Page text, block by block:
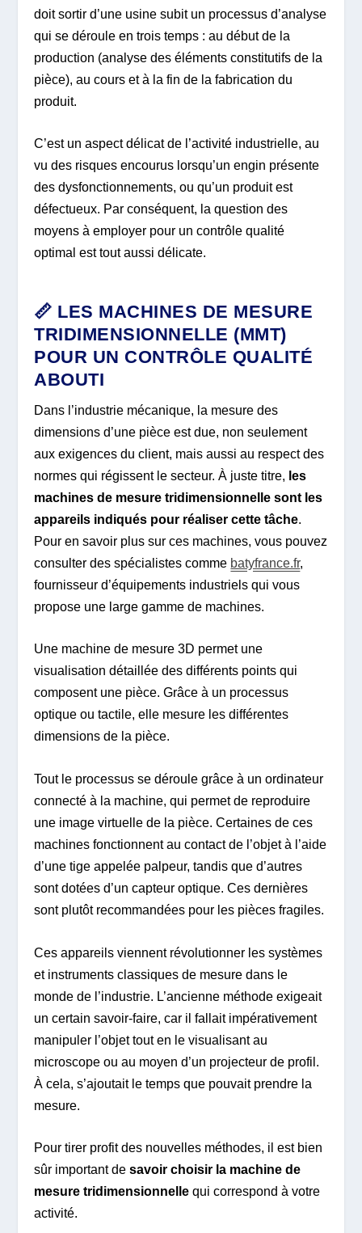
doit sortir d’une usine subit un processus d’analyse
qui se déroule en trois temps : au début de la
production (analyse des éléments constitutifs de la
pièce), au cours et à la fin de la fabrication du
produit.
C’est un aspect délicat de l’activité industrielle, au
vu des risques encourus lorsqu’un engin présente
des dysfonctionnements, ou qu’un produit est
défectueux. Par conséquent, la question des
moyens à employer pour un contrôle qualité
optimal est tout aussi délicate.
📏 LES MACHINES DE MESURE
TRIDIMENSIONNELLE (MMT)
POUR UN CONTRÔLE QUALITÉ
ABOUTI
Dans l’industrie mécanique, la mesure des
dimensions d’une pièce est due, non seulement
aux exigences du client, mais aussi au respect des
normes qui régissent le secteur. À juste titre, les
machines de mesure tridimensionnelle sont les
appareils indiqués pour réaliser cette tâche.
Pour en savoir plus sur ces machines, vous pouvez
consulter des spécialistes comme batyfrance.fr,
fournisseur d’équipements industriels qui vous
propose une large gamme de machines.
Une machine de mesure 3D permet une
visualisation détaillée des différents points qui
composent une pièce. Grâce à un processus
optique ou tactile, elle mesure les différentes
dimensions de la pièce.
Tout le processus se déroule grâce à un ordinateur
connecté à la machine, qui permet de reproduire
une image virtuelle de la pièce. Certaines de ces
machines fonctionnent au contact de l’objet à l’aide
d’une tige appelée palpeur, tandis que d’autres
sont dotées d’un capteur optique. Ces dernières
sont plutôt recommandées pour les pièces fragiles.
Ces appareils viennent révolutionner les systèmes
et instruments classiques de mesure dans le
monde de l’industrie. L’ancienne méthode exigeait
un certain savoir-faire, car il fallait impérativement
manipuler l’objet tout en le visualisant au
microscope ou au moyen d’un projecteur de profil.
À cela, s’ajoutait le temps que pouvait prendre la
mesure.
Pour tirer profit des nouvelles méthodes, il est bien
sûr important desavoir choisir la machine de
mesure tridimensionnellequi correspond à votre
activité.